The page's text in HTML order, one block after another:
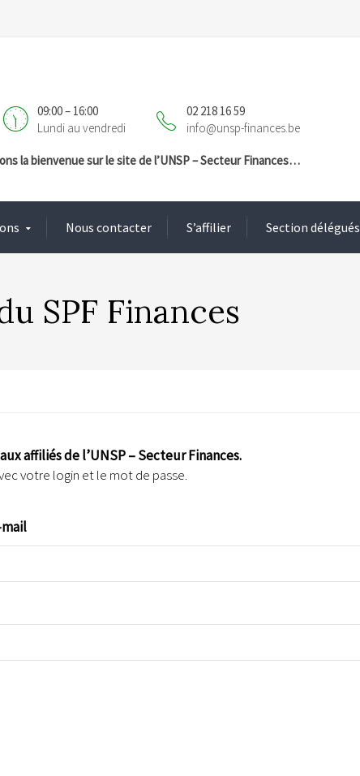
02 218 16 59
info@unsp-finances.be
09:00 – 16:00
Lundi au vendredi
la bienvenue sur le site de l’UNSP – Secteur Finances…
Nous contacter S’affilier Section délégués
SPF Finances
affiliés de l’UNSP – Secteur Finances.
votre login et le mot de passe.